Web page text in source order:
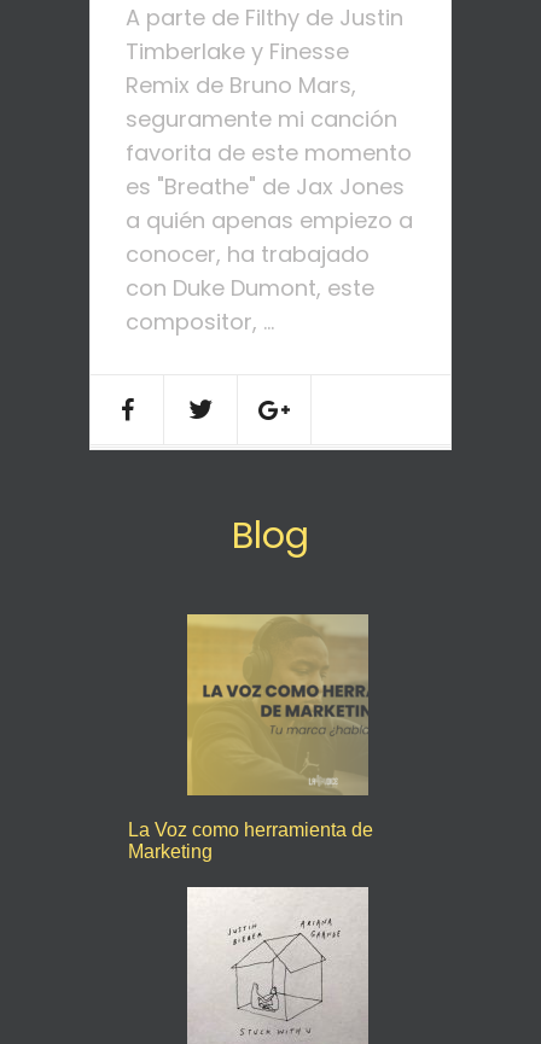
A parte de Filthy de Justin
Timberlake y Finesse
Remix de Bruno Mars,
seguramente mi canción
favorita de este momento
es "Breathe" de Jax Jones
a quién apenas empiezo a
conocer, ha trabajado
con Duke Dumont, este
compositor, ...
Blog
La Voz como herramienta de
Marketing